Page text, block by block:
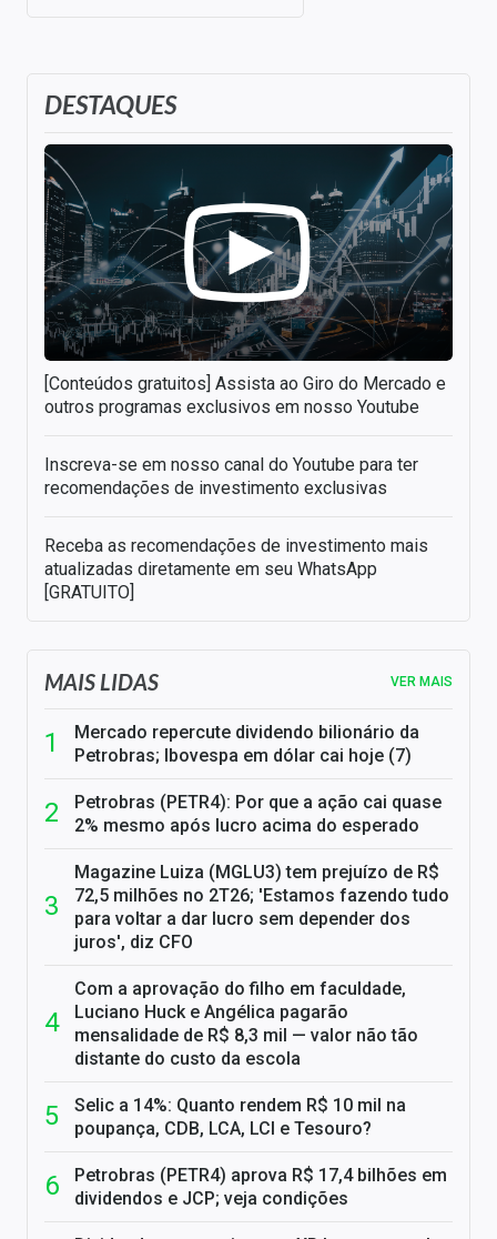
DESTAQUES
[Conteúdos gratuitos] Assista ao Giro do Mercado e
outros programas exclusivos em nosso Youtube
Inscreva-se em nosso canal do Youtube para ter
recomendações de investimento exclusivas
Receba as recomendações de investimento mais
atualizadas diretamente em seu WhatsApp
[GRATUITO]
MAIS LIDAS VER MAIS
Mercado repercute dividendo bilionário da
Petrobras; Ibovespa em dólar cai hoje (7)
Petrobras (PETR4): Por que a ação cai quase
2% mesmo após lucro acima do esperado
Magazine Luiza (MGLU3) tem prejuízo de R$
72,5 milhões no 2T26; 'Estamos fazendo tudo
para voltar a dar lucro sem depender dos
juros', diz CFO
Com a aprovação do filho em faculdade,
Luciano Huck e Angélica pagarão
mensalidade de R$ 8,3 mil — valor não tão
distante do custo da escola
Selic a 14%: Quanto rendem R$ 10 mil na
poupança, CDB, LCA, LCI e Tesouro?
Petrobras (PETR4) aprova R$ 17,4 bilhões em
dividendos e JCP; veja condições